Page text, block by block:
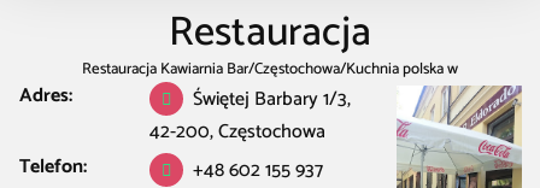
Restauracja
Restauracja Kawiarnia Bar/Częstochowa/Kuchnia polska w
Częstochowa/Eldorado Bar Bistro Restauracja
Adres:
Świętej Barbary 1/3,
42-200, Częstochowa
Telefon:
+48 602 155 937